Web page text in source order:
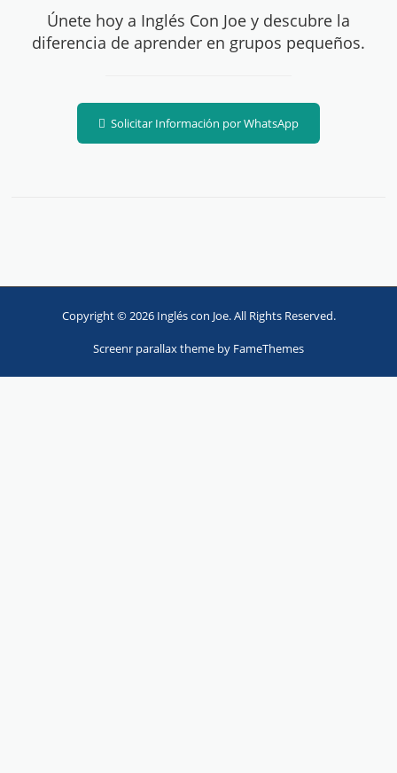
Únete hoy a Inglés Con Joe y descubre la
diferencia de aprender en grupos pequeños.
Solicitar Información por WhatsApp
Copyright © 2026 Inglés con Joe. All Rights Reserved.
Screenr parallax theme by FameThemes